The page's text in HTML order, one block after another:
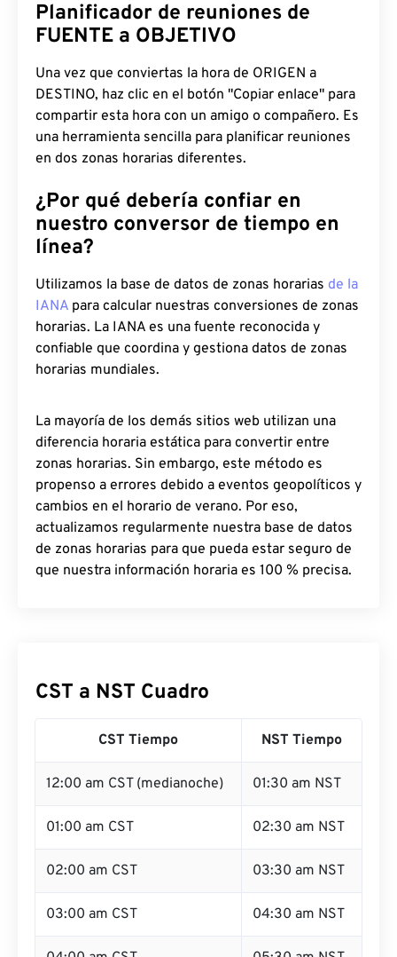
Planificador de reuniones de
FUENTE a OBJETIVO
Una vez que conviertas la hora de ORIGEN a
DESTINO, haz clic en el botón "Copiar enlace" para
compartir esta hora con un amigo o compañero. Es
una herramienta sencilla para planificar reuniones
en dos zonas horarias diferentes.
¿Por qué debería confiar en
nuestro conversor de tiempo en
línea?
Utilizamos la base de datos de zonas horarias de la
IANA para calcular nuestras conversiones de zonas
horarias. La IANA es una fuente reconocida y
confiable que coordina y gestiona datos de zonas
horarias mundiales.
La mayoría de los demás sitios web utilizan una
diferencia horaria estática para convertir entre
zonas horarias. Sin embargo, este método es
propenso a errores debido a eventos geopolíticos y
cambios en el horario de verano. Por eso,
actualizamos regularmente nuestra base de datos
de zonas horarias para que pueda estar seguro de
que nuestra información horaria es 100 % precisa.
CST a NST Cuadro
CST Tiempo NST Tiempo
12:00 am CST (medianoche) 01:30 am NST
01:00 am CST 02:30 am NST
02:00 am CST 03:30 am NST
03:00 am CST 04:30 am NST